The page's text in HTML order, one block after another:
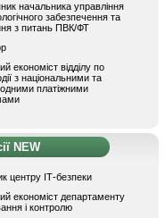
начальника управління
забезпечення та
з питань ПВК/ФТ
економіст відділу по
з національними та
платіжними
NEW
центру ІТ-безпеки
економіст департаменту
і контролю